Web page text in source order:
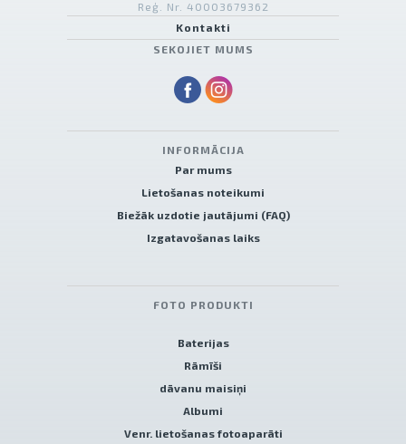
Reģ. Nr. 40003679362
Kontakti
SEKOJIET MUMS
INFORMĀCIJA
Par mums
Lietošanas noteikumi
Biežāk uzdotie jautājumi (FAQ)
Izgatavošanas laiks
FOTO PRODUKTI
Baterijas
Rāmīši
dāvanu maisiņi
Albumi
Venr. lietošanas fotoaparāti